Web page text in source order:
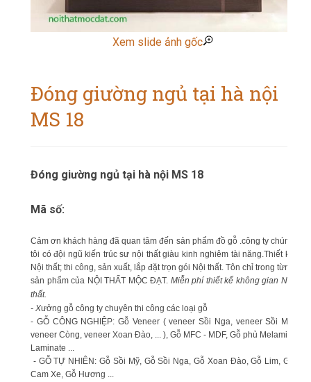
Xem slide ảnh gốc
Đóng giường ngủ tại hà nội
MS 18
Đóng giường ngủ tại hà nội MS 18
Mã số:
Cảm ơn khách hàng đã quan tâm đến sản phẩm đồ gỗ .công ty chúng
tôi có đội ngũ kiến trúc sư nội thất giàu kinh nghiêm tài năng.Thiết kế
Nội thất; thi công, sản xuất, lắp đặt trọn gói Nội thất. Tôn chỉ trong từng
sản phẩm của NỘI THẤT MỘC ĐẠT. Miễn phí thiết kế không gian Nội
thất.
- Xưởng gỗ công ty chuyên thi công các loại gỗ
- GỖ CÔNG NGHIỆP: Gỗ Veneer ( veneer Sồi Nga, veneer Sồi Mỹ,
veneer Còng, veneer Xoan Đào, ... ), Gỗ MFC - MDF, Gỗ phủ Melamin,
Laminate ...
- GỖ TỰ NHIÊN: Gỗ Sồi Mỹ, Gỗ Sồi Nga, Gỗ Xoan Đào, Gỗ Lim, Gỗ
Cam Xe, Gỗ Hương ...